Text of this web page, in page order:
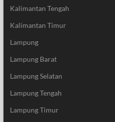
Kalimantan Tengah
Kalimantan Timur
Lampung
Lampung Barat
Lampung Selatan
Lampung Tengah
Lampung Timur